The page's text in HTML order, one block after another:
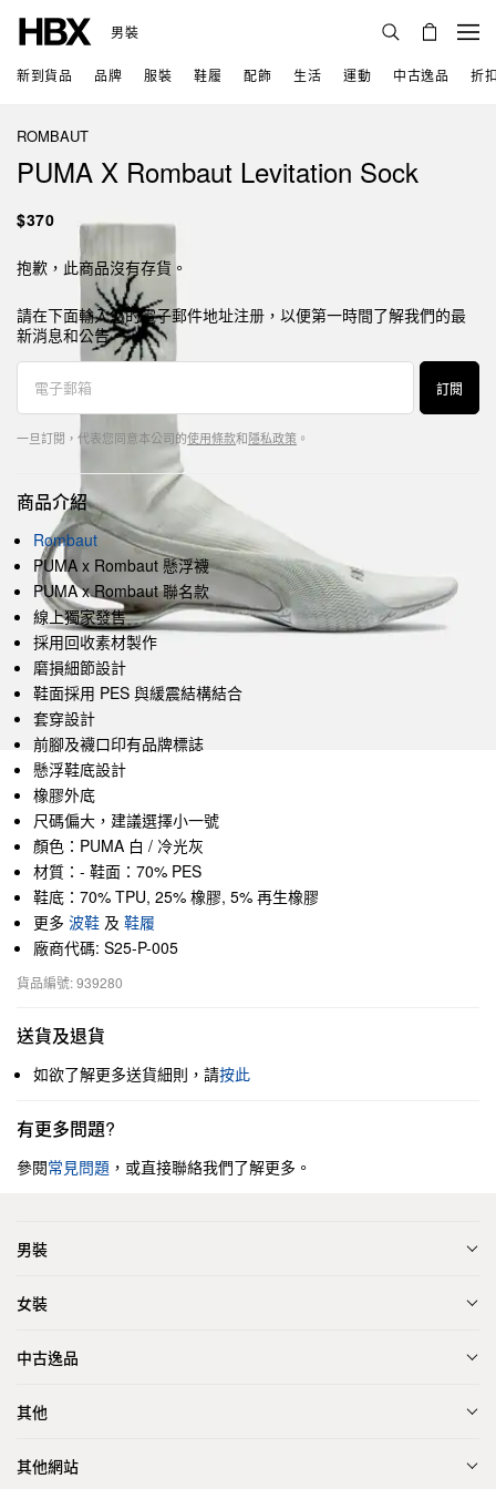
男裝
新到貨品 品牌 服裝 鞋履 配飾 生活 運動 中古逸品 折
ROMBAUT
PUMA X Rombaut Levitation Sock
$370
抱歉，此商品沒有存貨。
請在下面輸入您的電子郵件地址注册，以便第一時間了解我們的最
新消息和公告。
訂閱
一旦訂閱，代表您同意本公司的使用條款和隱私政策 。
商品介紹
Rombaut
PUMA x Rombaut 懸浮襪
PUMA x Rombaut 聯名款
線上獨家發售
採用回收素材製作
磨損細節設計
鞋面採用 PES 與緩震結構結合
套穿設計
前腳及襪口印有品牌標誌
懸浮鞋底設計
橡膠外底
尺碼偏大，建議選擇小一號
顏色：PUMA 白 / 冷光灰
材質：- 鞋面：70% PES
鞋底：70% TPU, 25% 橡膠, 5% 再生橡膠
更多 波鞋 及 鞋履
廠商代碼: S25-P-005
貨品編號: 939280
送貨及退貨
如欲了解更多送貨細則，請按此
有更多問題?
參閱常見問題 ，或直接聯絡我們了解更多。
男裝
女裝
中古逸品
其他
其他網站